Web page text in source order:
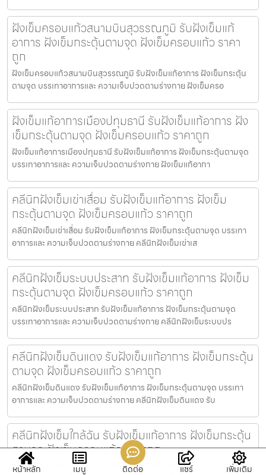
ฝังเข็มครอบแก้วสนามบินสุวรรณภูมิ รับฝังเข็มแก้
อาการ ฝังเข็มกระตุ้นตามจุด ฝังเข็มครอบแก้ว ราคา
ถูก
ฝังเข็มครอบแก้วสนามบินสุวรรณภูมิ รับฝังเข็มแก้อาการ ฝังเข็มกระตุ้น
ตามจุด บรรเทาอาการและ ความเจ็บปวดตามร่างกาย ฝังเข็มครอ
ฝังเข็มแก้อาการเมืองปทุมธานี รับฝังเข็มแก้อาการ ฝัง
เข็มกระตุ้นตามจุด ฝังเข็มครอบแก้ว ราคาถูก
ฝังเข็มแก้อาการเมืองปทุมธานี รับฝังเข็มแก้อาการ ฝังเข็มกระตุ้นตามจุด
บรรเทาอาการและ ความเจ็บปวดตามร่างกาย ฝังเข็มแก้อากา
คลีนิกฝังเข็มเข่าเสื่อม รับฝังเข็มแก้อาการ ฝังเข็ม
กระตุ้นตามจุด ฝังเข็มครอบแก้ว ราคาถูก
คลีนิกฝังเข็มเข่าเสื่อม รับฝังเข็มแก้อาการ ฝังเข็มกระตุ้นตามจุด บรรเทา
อาการและ ความเจ็บปวดตามร่างกาย คลีนิกฝังเข็มเข่าเส
คลีนิกฝังเข็มระบบประสาท รับฝังเข็มแก้อาการ ฝังเข็ม
กระตุ้นตามจุด ฝังเข็มครอบแก้ว ราคาถูก
คลีนิกฝังเข็มระบบประสาท รับฝังเข็มแก้อาการ ฝังเข็มกระตุ้นตามจุด
บรรเทาอาการและ ความเจ็บปวดตามร่างกาย คลีนิกฝังเข็มระบบปร
คลีนิกฝังเข็มดินแดง รับฝังเข็มแก้อาการ ฝังเข็มกระตุ้น
ตามจุด ฝังเข็มครอบแก้ว ราคาถูก
คลีนิกฝังเข็มดินแดง รับฝังเข็มแก้อาการ ฝังเข็มกระตุ้นตามจุด บรรเทา
อาการและ ความเจ็บปวดตามร่างกาย คลีนิกฝังเข็มดินแดง รับ
คลีนิกฝังเข็มใกล้ฉัน รับฝังเข็มแก้อาการ ฝังเข็มกระตุ้น
ตามจุด ฝังเข็มครอบแก้ว ราคาถูก
คลีนิกฝังเข็มใกล้ฉัน รับฝังเข็มแก้อาการ ฝังเข็มกระตุ้นตามจุด บรรเทา
หน้าหลัก เมนู ติดต่อ แชร์ เพิ่มเติม